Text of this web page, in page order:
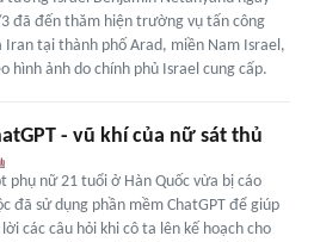
đã đến thăm hiện trường vụ tấn công
Iran tại thành phố Arad, miền Nam Israel,
hình ảnh do chính phủ Israel cung cấp.
- vũ khí của nữ sát thủ
phụ nữ 21 tuổi ở Hàn Quốc vừa bị cáo
đã sử dụng phần mềm ChatGPT để giúp
các câu hỏi khi cô ta lên kế hoạch cho